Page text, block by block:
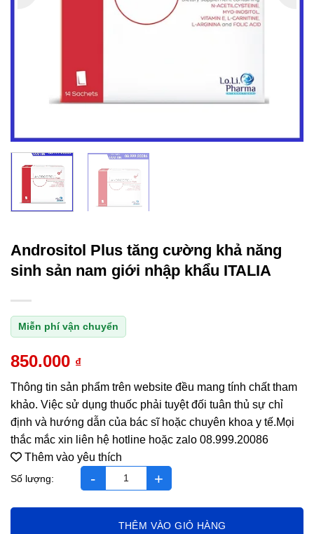
Andrositol Plus tăng cường khả năng
sinh sản nam giới nhập khẩu ITALIA
Miễn phí vận chuyển
850.000 ₫
Andrositol Plus tăng cường khả năng sinh sản nam giới nhập
THÊM VÀO GIỎ HÀNG
Thông tin sản phẩm trên website đều mang tính chất tham
khảo. Việc sử dụng thuốc phải tuyệt đối tuân thủ sự chỉ
định và hướng dẫn của bác sĩ hoặc chuyên khoa y tế.Mọi
thắc mắc xin liên hệ hotline hoặc zalo 08.999.20086
Thêm vào yêu thích